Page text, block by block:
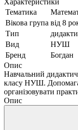
Тематика
Вікова група від 8
Тип
Вид
НУШ
Бренд
Богдан
Опис
Навчальний
класу НУШ.
організовувати
Опис